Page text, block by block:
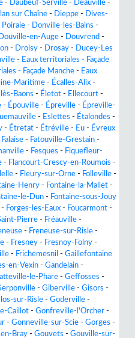
- Daubeuf-Serville - Deauville -
sur Chaîne - Dieppe -
Dives-
Poiraie - Donville-les-Bains -
Douville-en-Auge - Douvrend -
- Droisy - Drosay -
Ducey-Les
- Eaux territoriales - Façade
- Façade Manche - Eaux
Maritime - Écalles-Alix -
Baons - Életot - Ellecourt -
- Épouville - Épreville - Épreville-
- Eslettes - Étalondes -
- Étretat - Étréville - Eu - Évreux
Falaise - Fatouville-Grestain -
- Fesques - Fiquefleur-
- Flancourt-Crescy-en-Roumois -
- Fleury-sur-Orne - Folleville -
Henry - Fontaine-la-Mallet -
le-Dun - Fontaine-sous-Jouy
- Forges-les-Eaux - Foucarmont -
Pierre - Fréauville -
- Freneuse-sur-Risle -
- Fresney - Fresnoy-Folny -
- Frichemesnil - Gaillefontaine
en-Vexin - Gandelain -
le-Phare - Geffosses -
- Giberville - Gisors -
sur-Risle - Goderville -
Caillot - Gonfreville-l'Orcher -
- Gonneville-sur-Scie - Gorges -
Bray - Gouvets - Gouville-sur-